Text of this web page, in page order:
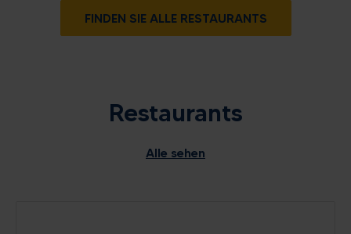
FINDEN SIE ALLE RESTAURANTS
Restaurants
Alle sehen